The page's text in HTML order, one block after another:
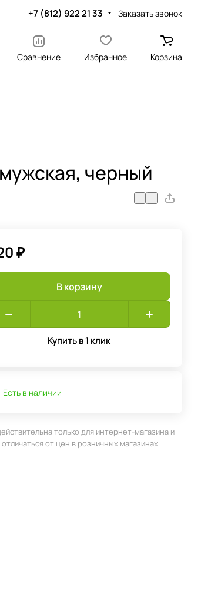
+7 (812) 922 21 33 Заказать звонок
Сравнение Избранное Корзина
черный
₽
В корзину
Купить в 1 клик
Есть в наличии
только для интернет-магазина и
от цен в розничных магазинах